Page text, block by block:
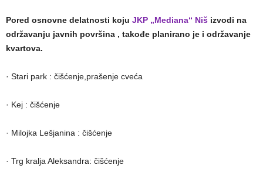
Pored osnovne delatnosti koju JKP „Mediana“ Niš izvodi na
održavanju javnih površina , takođe planirano je i održavanje
kvartova.
· Stari park : čišćenje,prašenje cveća
· Kej : čišćenje
· Milojka Lešjanina : čišćenje
· Trg kralja Aleksandra: čišćenje